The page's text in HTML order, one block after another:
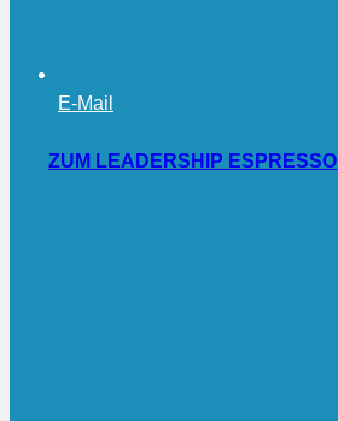
E-Mail
ZUM LEADERSHIP ESPRESSO